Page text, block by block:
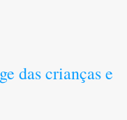
das crianças e